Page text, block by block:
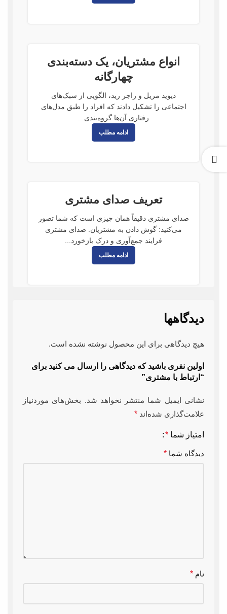
انواع مشتریان، یک دسته‌بندی
چهارگانه
دیوید مریل و راجر رید، الگویی از سبک‌های
اجتماعی را تشکیل دادند که افراد را طبق مدل‌های
رفتاری آن‌ها گروه‌بندی...
ادامه مطلب
تعریف صدای مشتری
صدای مشتری دقیقاً همان چیزی است که شما تصور
می‌کنید: گوش دادن به مشتریان. صدای مشتری
فرایند جمع‌آوری و درک بازخورد...
ادامه مطلب
دیدگاهها
هیچ دیدگاهی برای این محصول نوشته نشده است.
اولین نفری باشید که دیدگاهی را ارسال می کنید برای
“ارتباط با مشتری”
نشانی ایمیل شما منتشر نخواهد شد. بخش‌های موردنیاز
علامت‌گذاری شده‌اند *
امتیاز شما *
دیدگاه شما *
نام *